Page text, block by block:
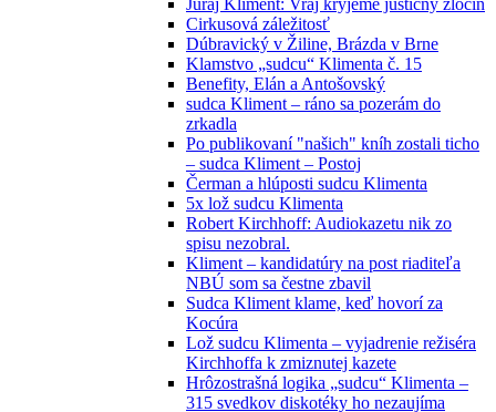
Cirkusová záležitosť
Dúbravický v Žiline, Brázda v Brne
Klamstvo „sudcu“ Klimenta č. 15
Benefity, Elán a Antošovský
sudca Kliment – ráno sa pozerám do
zrkadla
Po publikovaní "našich" kníh zostali ticho
– sudca Kliment – Postoj
Čerman a hlúposti sudcu Klimenta
5x lož sudcu Klimenta
Robert Kirchhoff: Audiokazetu nik zo
spisu nezobral.
Kliment – kandidatúry na post riaditeľa
NBÚ som sa čestne zbavil
Sudca Kliment klame, keď hovorí za
Kocúra
Lož sudcu Klimenta – vyjadrenie režiséra
Kirchhoffa k zmiznutej kazete
Hrôzostrašná logika „sudcu“ Klimenta –
315 svedkov diskotéky ho nezaujíma